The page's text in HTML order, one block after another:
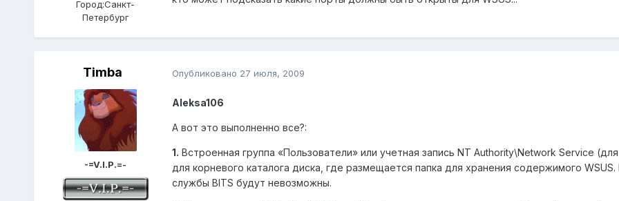
Город:Санкт-
Петербург
Timba
-=V.I.P.=-
Опубликовано 27 июля, 2009
Aleksa106
А вот это выполненно все?:
1. Встроенная группа «Пользователи» или учетная запись NT Authority\Network Service
для корневого каталога диска, где размещается папка для хранения содержимого
службы BITS будут невозможны.